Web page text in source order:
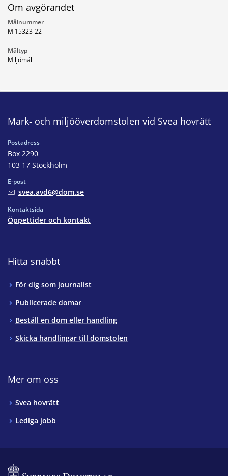
Om avgörandet
Målnummer
M 15323-22
Måltyp
Miljömål
Mark- och miljööverdomstolen vid Svea hovrätt
Postadress
Box 2290
103 17 Stockholm
E-post
svea.avd6@dom.se
Kontaktsida
Öppettider och kontakt
Hitta snabbt
För dig som journalist
Publicerade domar
Beställ en dom eller handling
Skicka handlingar till domstolen
Mer om oss
Svea hovrätt
Lediga jobb